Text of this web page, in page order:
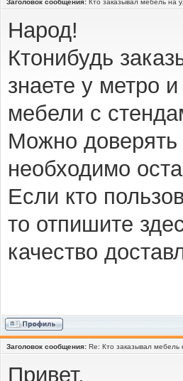
Заголовок сообщения: Кто заказывал мебель на
Народ!
Ктонибудь
знаете у метро
мебели с
Можно
необходимо
Если кто
то отпишите
качество
Заголовок сообщения: Re: Кто заказывал
Привет.